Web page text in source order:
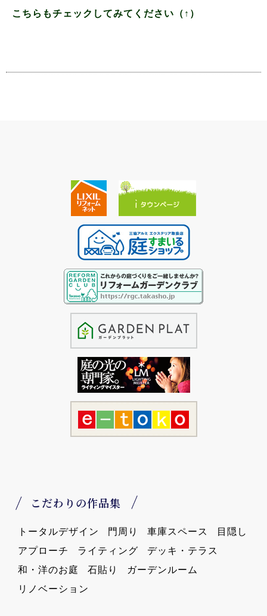
こちらもチェックしてみてください（↑）
こだわりの作品集
トータルデザイン 門周り 車庫スペース
目隠し
アプローチ
ライティング
デッキ・テラス
和・洋のお庭
石貼り
ガーデンルーム
リノベーション